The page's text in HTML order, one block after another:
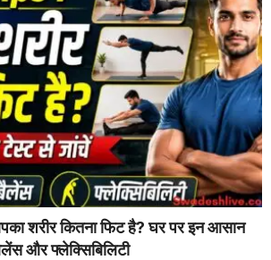
शरीर कितना फिट है? घर पर इन आसान
और फ्लेक्सिबिलिटी